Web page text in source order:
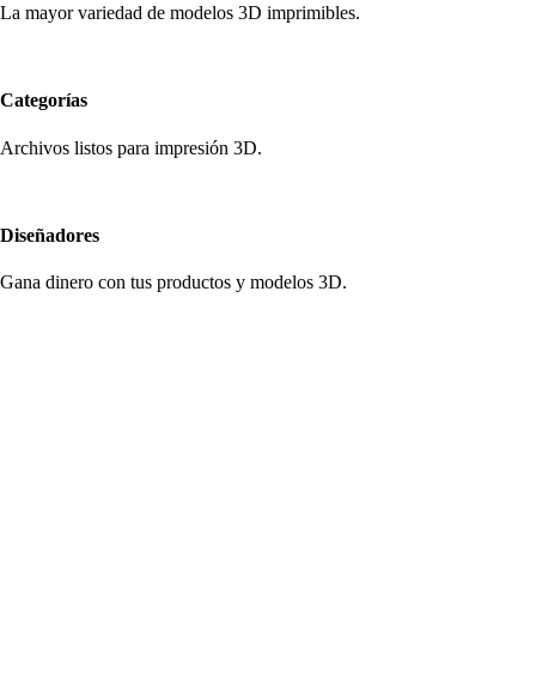
La mayor variedad de modelos 3D imprimibles.
Categorías
Archivos listos para impresión 3D.
Diseñadores
Gana dinero con tus productos y modelos 3D.